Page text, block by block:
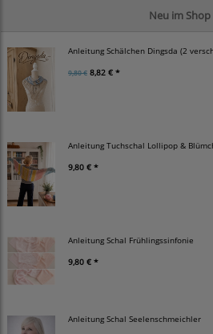
Neu im Shop
Anleitung Schälchen Dingsda (2
9,80 € 8,82 € *
Anleitung Tuchschal Lollipop &
9,80 € *
Anleitung Schal Frühlingssinfonie
9,80 € *
Anleitung Schal Seelenschmeichler